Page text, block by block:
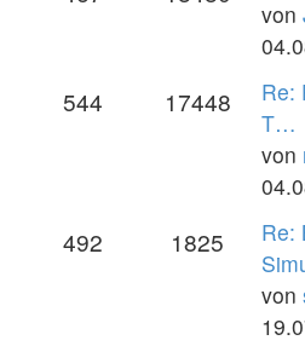
von
544 17448
Re:
T…
von
492 1825
Re:
von